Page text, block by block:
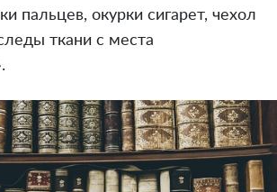
пальцев, окурки сигарет, чехол
ткани с места